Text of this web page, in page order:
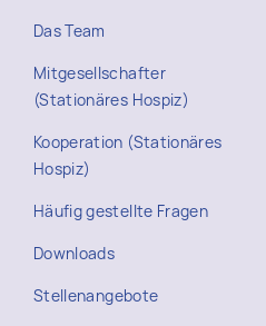
Das Team
Mitgesellschafter
(Stationäres Hospiz)
Kooperation (Stationäres
Hospiz)
Häufig gestellte Fragen
Downloads
Stellenangebote